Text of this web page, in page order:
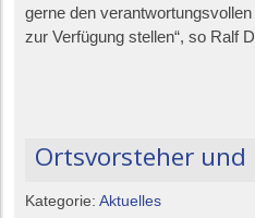
gerne den
zur Verfügung stellen“, so Ralf
Ortsvorsteher
Kategorie:Aktuelles